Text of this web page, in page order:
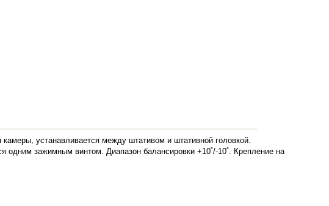
устанавливается между штативом и штативной головкой.
одним зажимным винтом. Диапазон балансировки +10˚/-10˚. Крепление на